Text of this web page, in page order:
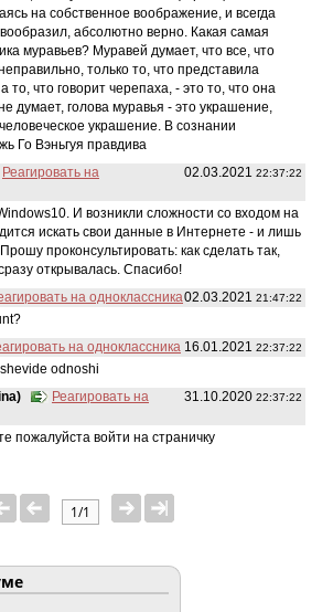
на собственное воображение, и всегда
абсолютно верно. Какая самая
муравьев? Муравей думает, что все, что
только то, что представила
то, что говорит черепаха, - это то, что она
думает, голова муравья - это украшение,
украшение. В сознании
Го Вэньгуя правдива
02.03.2021 22:37:22
Реагировать на
И возникли сложности со входом на
искать свои данные в Интернете - и лишь
проконсультировать: как сделать так,
открывалась. Спасибо!
02.03.2021 21:47:22
на одноклассника
16.01.2021 22:37:22
на одноклассника
odnoshi
31.10.2020 22:37:22
Реагировать на
пожалуйста войти на страничку
1/1